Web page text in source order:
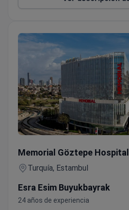
Memorial Göztepe Hospital
Turquía, Estambul
Esra Esim Buyukbayrak
24 años de experiencia